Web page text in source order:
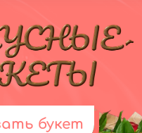
букет